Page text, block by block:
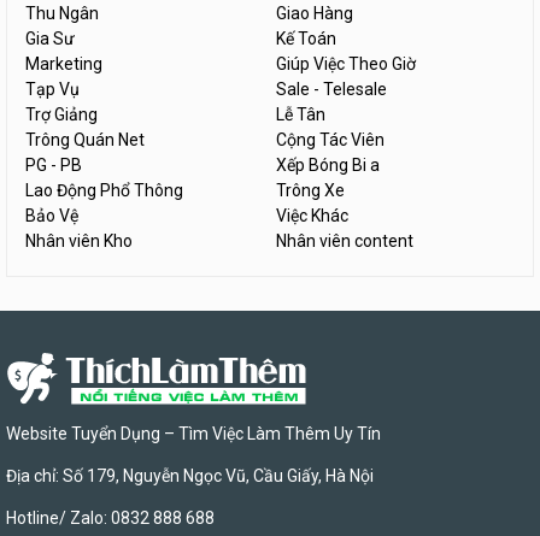
Thu Ngân
Giao Hàng
Gia Sư
Kế Toán
Marketing
Giúp Việc Theo Giờ
Tạp Vụ
Sale - Telesale
Trợ Giảng
Lễ Tân
Trông Quán Net
Cộng Tác Viên
PG - PB
Xếp Bóng Bi a
Lao Động Phổ Thông
Trông Xe
Bảo Vệ
Việc Khác
Nhân viên Kho
Nhân viên content
Website Tuyển Dụng – Tìm Việc Làm Thêm Uy Tín
Địa chỉ: Số 179, Nguyễn Ngọc Vũ, Cầu Giấy, Hà Nội
Hotline/ Zalo: 0832 888 688